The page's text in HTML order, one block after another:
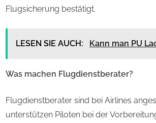
Flugsicherung bestätigt.
LESEN SIE AUCH: Kann man PU
Was machen Flugdienstberater?
Flugdienstberater sind bei Airlines
unterstützen Piloten bei der